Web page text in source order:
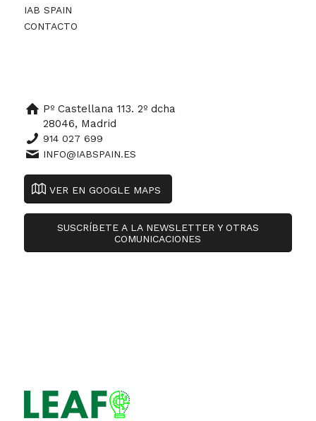
IAB SPAIN
CONTACTO
Pº Castellana 113. 2º dcha
28046, Madrid
914 027 699
INFO@IABSPAIN.ES
VER EN GOOGLE MAPS
SUSCRÍBETE A LA NEWSLETTER Y OTRAS
COMUNICACIONES